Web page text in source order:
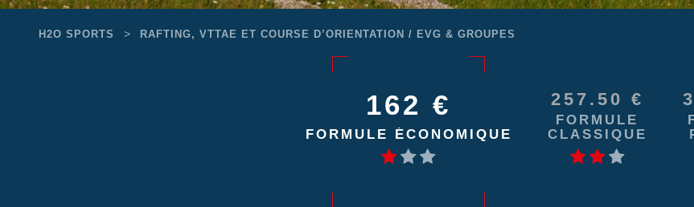
H2O SPORTS > RAFTING, VTTAE ET COURSE D’ORIENTATION / EVG & GROUPES
162 €
FORMULE ÉCONOMIQUE
257.50 €
FORMULE
CLASSIQUE